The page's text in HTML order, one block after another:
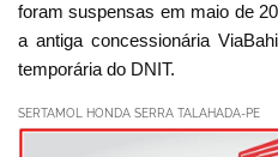
foram suspensas em maio de
a antiga concessionária
temporária do DNIT.
SERTAMOL HONDA SERRA TALAHADA-PE